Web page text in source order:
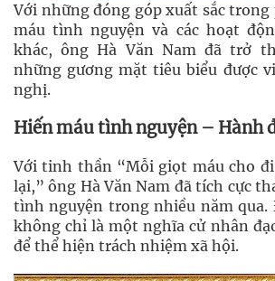
Với những đóng góp xuất sắc
máu tình nguyện và các hoạt
khác, ông Hà Văn Nam đã trở
những gương mặt tiêu biểu được
nghị.
Hiến máu tình nguyện – Hành
Với tinh thần “Mỗi giọt máu cho
lại,” ông Hà Văn Nam đã tích cực
tình nguyện trong nhiều năm qua.
không chỉ là một nghĩa cử nhân
để thể hiện trách nhiệm xã hội.